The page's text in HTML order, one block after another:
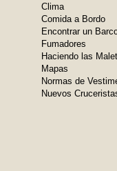
Clima
Comida a Bordo
Encontrar un
Fumadores
Haciendo las
Mapas
Normas de
Nuevos